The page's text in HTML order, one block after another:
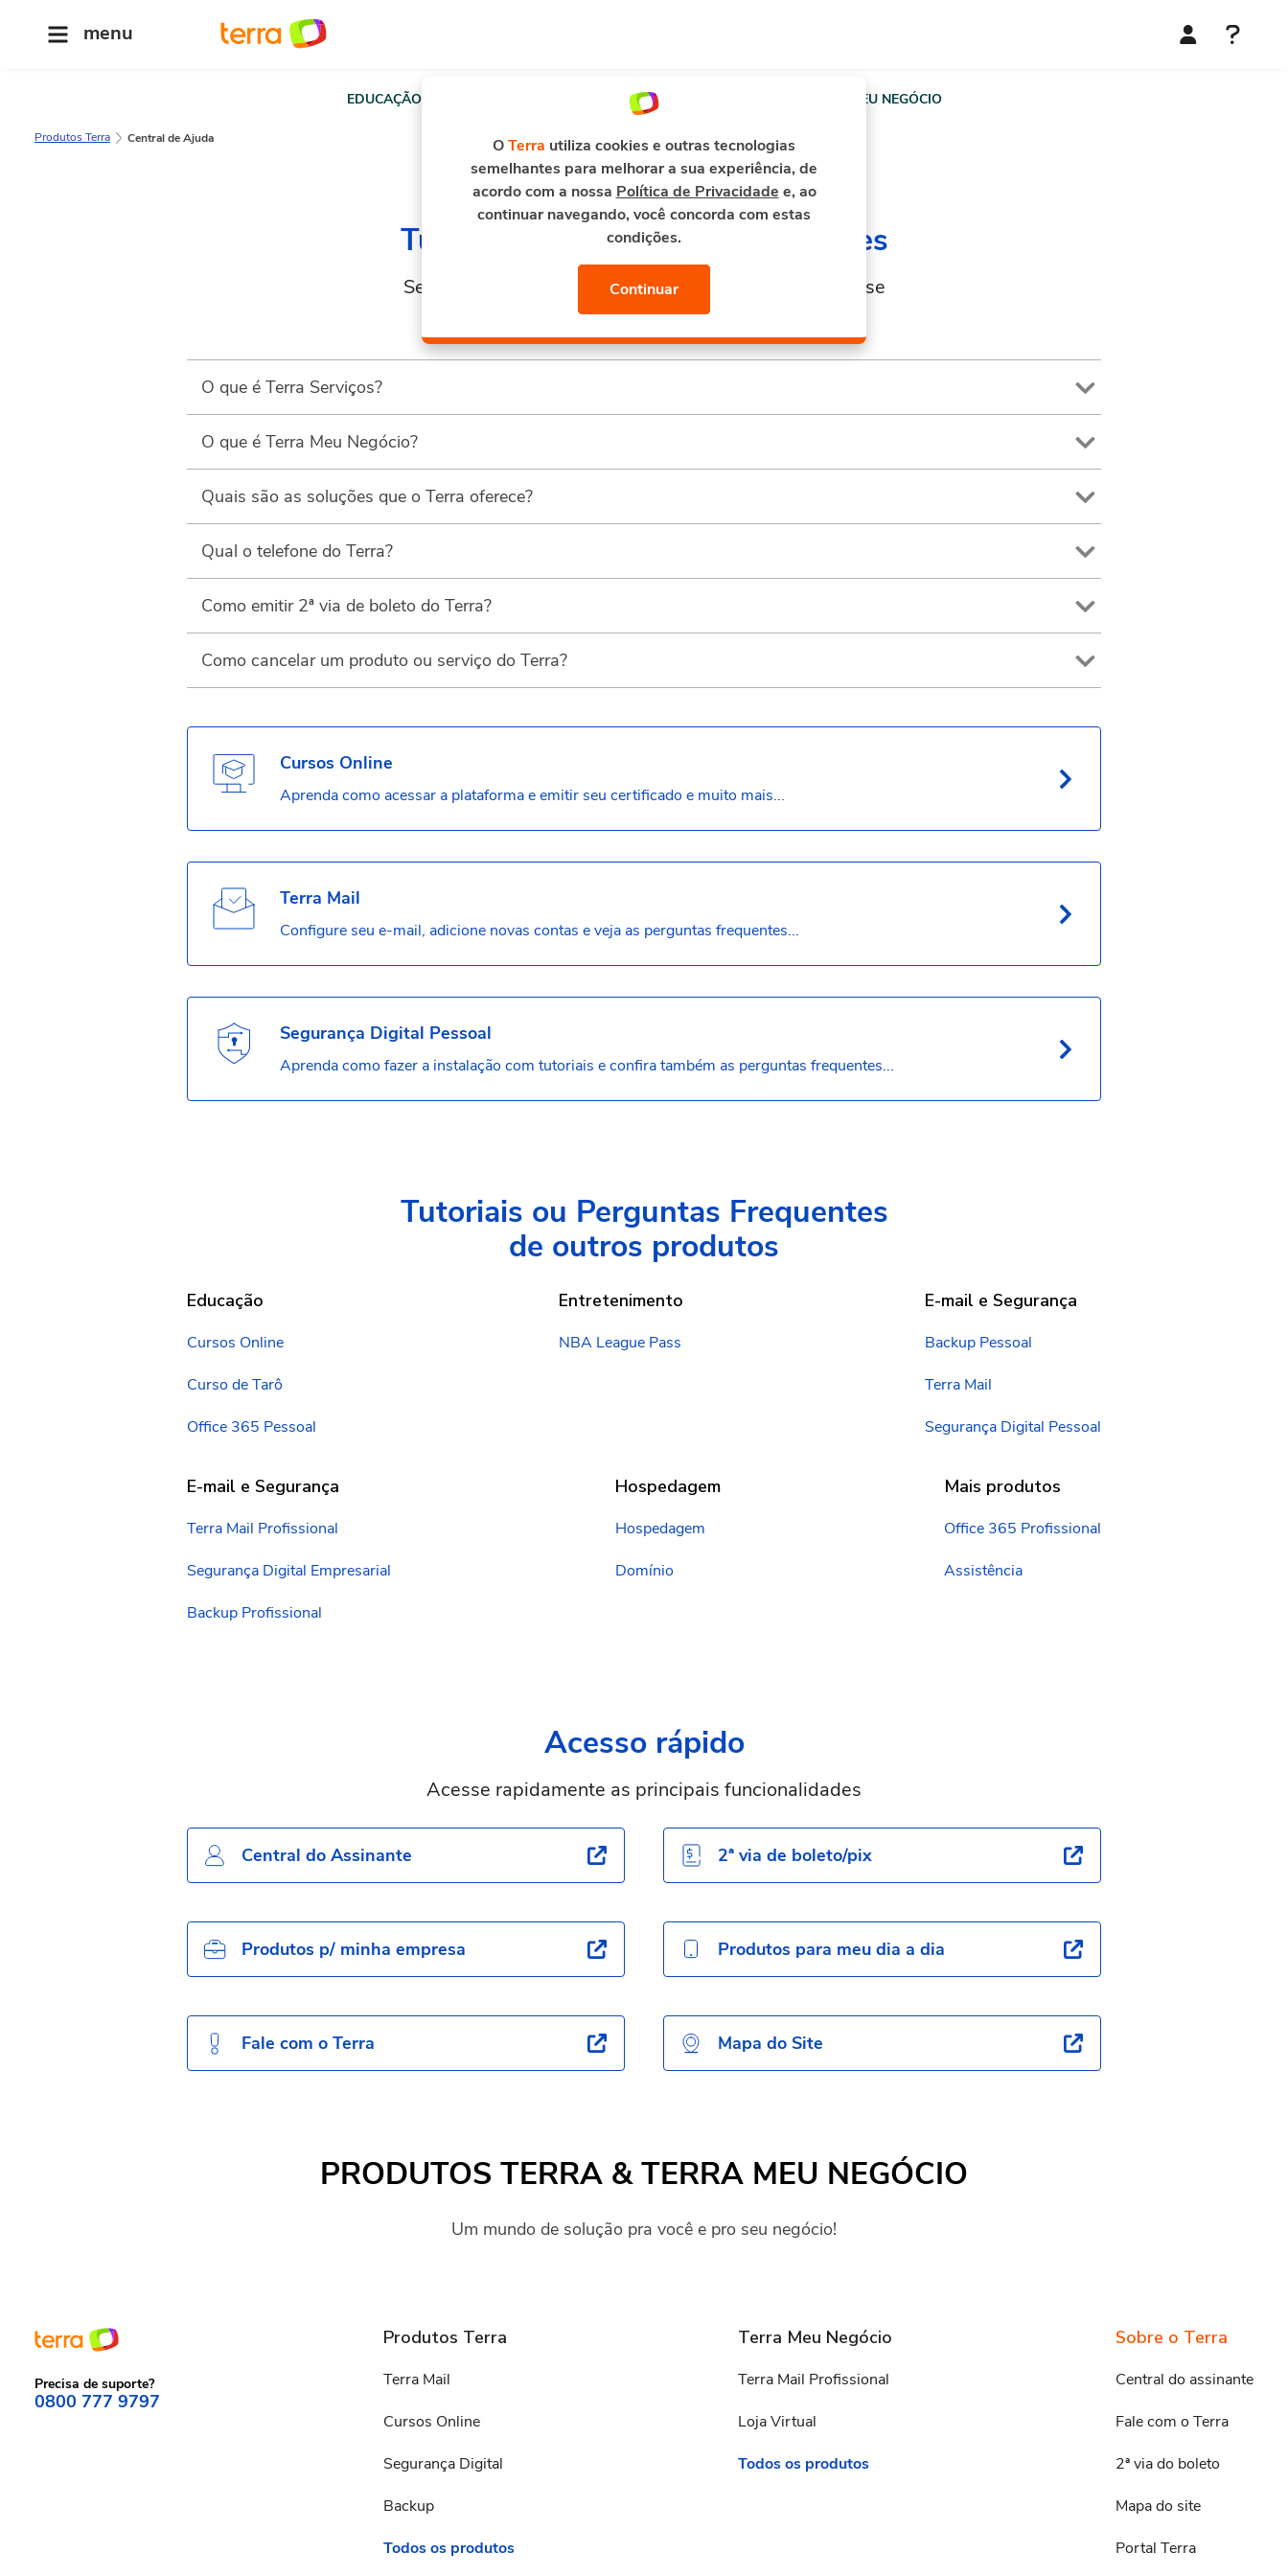
menu
EDUCAÇÃO E-MAIL E SEGURANÇA TERRA MEU NEGÓCIO
Produtos Terra Central de Ajuda
Tutoriais ou Perguntas Frequentes
Selecione o produto que você precisa
de ajuda e acesse
rapidamente ostutoriais e dúvidas
O que é Terra Serviços?
O que é Terra Meu Negócio?
Quais são as soluções que o Terra oferece?
Qual o telefone do Terra?
Como emitir 2ª via de boleto do Terra?
Como cancelar um produto ou serviço do Terra?
Cursos Online
Aprenda como acessar a plataforma e emitir seu certificado e muito mais...
Terra Mail
Configure seu e-mail, adicione novas contas e veja as perguntas frequentes...
Segurança Digital Pessoal
Aprenda como fazer a instalação com tutoriais e confira também as perguntas frequentes...
Tutoriais ou Perguntas Frequentes
de outros produtos
Educação
Cursos Online
Curso de Tarô
Office 365 Pessoal
Entretenimento
NBA League Pass
E-mail e Segurança
Backup Pessoal
Terra Mail
Segurança Digital Pessoal
E-mail e Segurança
Terra Mail Profissional
Segurança Digital Empresarial
Backup Profissional
Hospedagem
Hospedagem
Domínio
Mais produtos
Office 365 Profissional
Assistência
Acesso rápido
Acesse rapidamente as principais funcionalidades
Central do Assinante 2ª via de boleto/pix
Produtos p/ minha empresa Produtos para meu dia a dia
Fale com o Terra Mapa do Site
PRODUTOS TERRA & TERRA MEU NEGÓCIO
Um mundo de solução pra você e pro seu negócio!
Precisa de suporte?
0800 777 9797
Produtos Terra
Terra Mail
Cursos Online
Segurança Digital
Backup
Todos os produtos
Terra Meu Negócio
Terra Mail Profissional
Loja Virtual
Todos os produtos
Sobre o Terra
Central do assinante
Fale com o Terra
2ª via do boleto
Mapa do site
Portal Terra
OTerra utiliza cookies e outras tecnologias
semelhantes para melhorar a sua experiência, de
acordo com a nossa Política de Privacidade e, ao
continuar navegando, você concorda com estas
condições.
Continuar